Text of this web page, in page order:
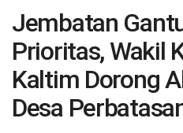
Jembatan
Prioritas, Wakil
Kaltim Dorong
Desa